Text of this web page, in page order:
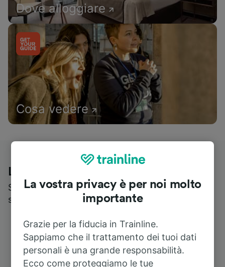
Dove alloggiare
Cosa vedere
Le recensioni dei nostri viaggiatori
Scopri cosa pensa realmente chi utilizza i nostri
servizi
La vostra privacy è per noi molto
importante
Grazie per la fiducia in Trainline.
Sappiamo che il trattamento dei tuoi dati
personali è una grande responsabilità.
Ecco come proteggiamo le tue